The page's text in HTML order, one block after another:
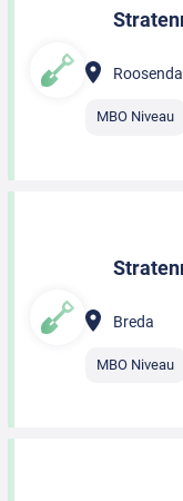
MBO Niveau
Breda
MBO Niveau